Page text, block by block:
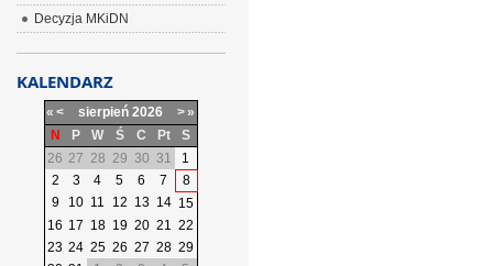
Decyzja MKiDN
KALENDARZ
« < sierpień 2026 >»
N
P W Ś C Pt
S
26 27 28 29 30 31
1
2
3 4 5 6 7
8
9
10 11 12 13 14 15
16 17 18 19 20 21 22
23 24 25 26 27 28 29